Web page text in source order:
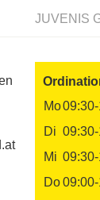
JUVENIS
Mo
Di
Mi
Do